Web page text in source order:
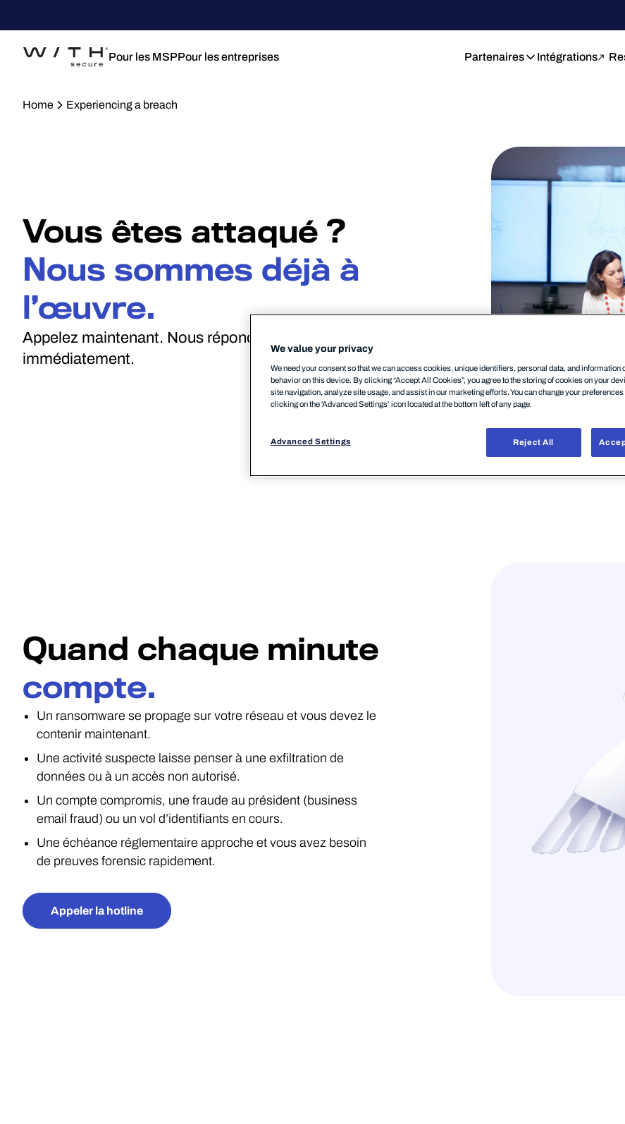
Pour les MSPPour les entreprises Partenaires Intégrations
Home Experiencing a breach
Vous êtes attaqué ?
Nous sommes déjà à
l’œuvre.
Appelez maintenant. Nous répondons
immédiatement.
Quand chaque minute
compte.
Un ransomware se propage sur votre réseau et vous devez le
contenir maintenant.
Une activité suspecte laisse penser à une exfiltration de
données ou à un accès non autorisé.
Un compte compromis, une fraude au président (business
email fraud) ou un vol d’identifiants en cours.
Une échéance réglementaire approche et vous avez besoin
de preuves forensic rapidement.
Appeler la hotline
We value your privacy
We need your consent so that we can access cookies, unique identifiers, personal data, and information
behavior on this device. By clicking “Accept All Cookies”, you agree to the storing of cookies on your
site navigation, analyze site usage, and assist in our marketing efforts. You can change your
clicking on the 'Advanced Settings’ icon located at the bottom left of any page.
Advanced Settings Reject All